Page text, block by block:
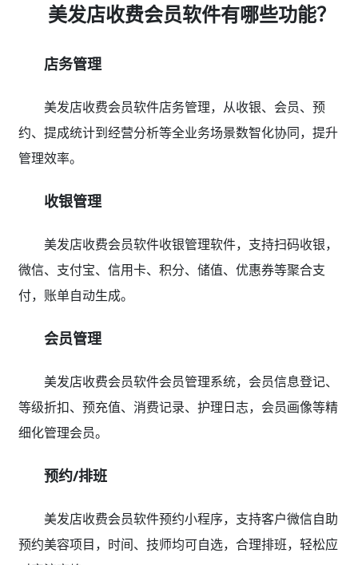
美发店收费会员软件有哪些功能？
店务管理
美发店收费会员软件店务管理，从收银、会员、预
约、提成统计到经营分析等全业务场景数智化协同，提升
管理效率。
收银管理
美发店收费会员软件收银管理软件，支持扫码收银，
微信、支付宝、信用卡、积分、储值、优惠券等聚合支
付，账单自动生成。
会员管理
美发店收费会员软件会员管理系统，会员信息登记、
等级折扣、预充值、消费记录、护理日志，会员画像等精
细化管理会员。
预约/排班
美发店收费会员软件预约小程序，支持客户微信自助
预约美容项目，时间、技师均可自选，合理排班，轻松应